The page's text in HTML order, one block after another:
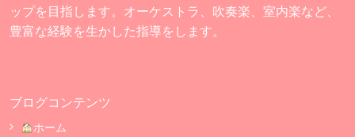
ップを目指します。オーケストラ、吹奏楽、室内楽など、
豊富な経験を生かした指導をします。
ブログコンテンツ
ホーム